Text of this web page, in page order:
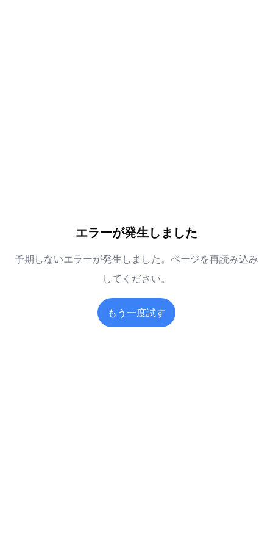
エラーが発生しました
予期しないエラーが発生しました。ページを再読み込み
してください。
もう一度試す